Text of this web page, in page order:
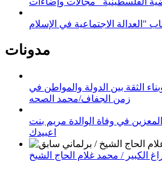
مدونات
الثقة بين الدولة والمواطن في
زمن الجفاف/محمد الصحه
في وفاة الوالدة مريم بنت
اعبيدك
الكبير / محمد غلام الحاج الشيخ